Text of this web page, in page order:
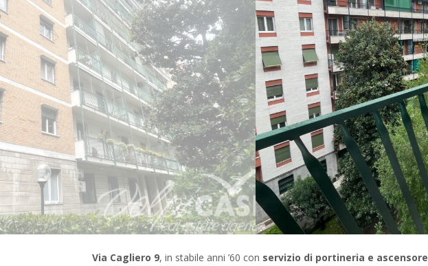
Via Cagliero 9, in stabile anni ’60 con servizio di portineria e ascensore